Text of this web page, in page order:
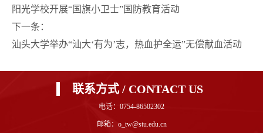
阳光学校开展“国旗小卫士”国防教育活动
下一条：
汕头大学举办“汕大‘有为’志，热血护全运”无偿献血活动
联系方式 / CONTACT US
电话：0754-86502302
邮箱：o_tw@stu.edu.cn